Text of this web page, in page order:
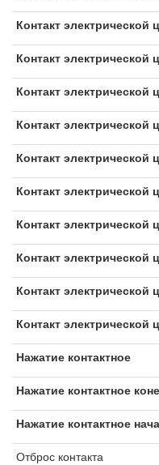
Контакт электрической
Контакт электрической
Контакт
Контакт электрической
Контакт электрической
Контакт
Контакт
Контакт
Контакт
Контакт
Нажатие контактное
Нажатие контактное
Нажатие контактное
Отброс контакта